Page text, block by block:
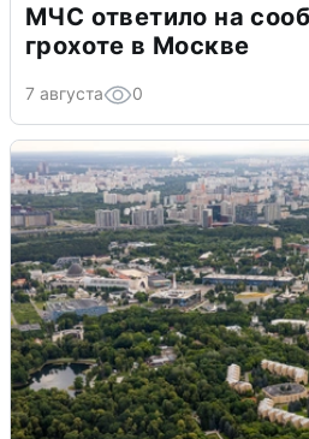
МЧС ответило на
грохоте в Москве
7 августа 0